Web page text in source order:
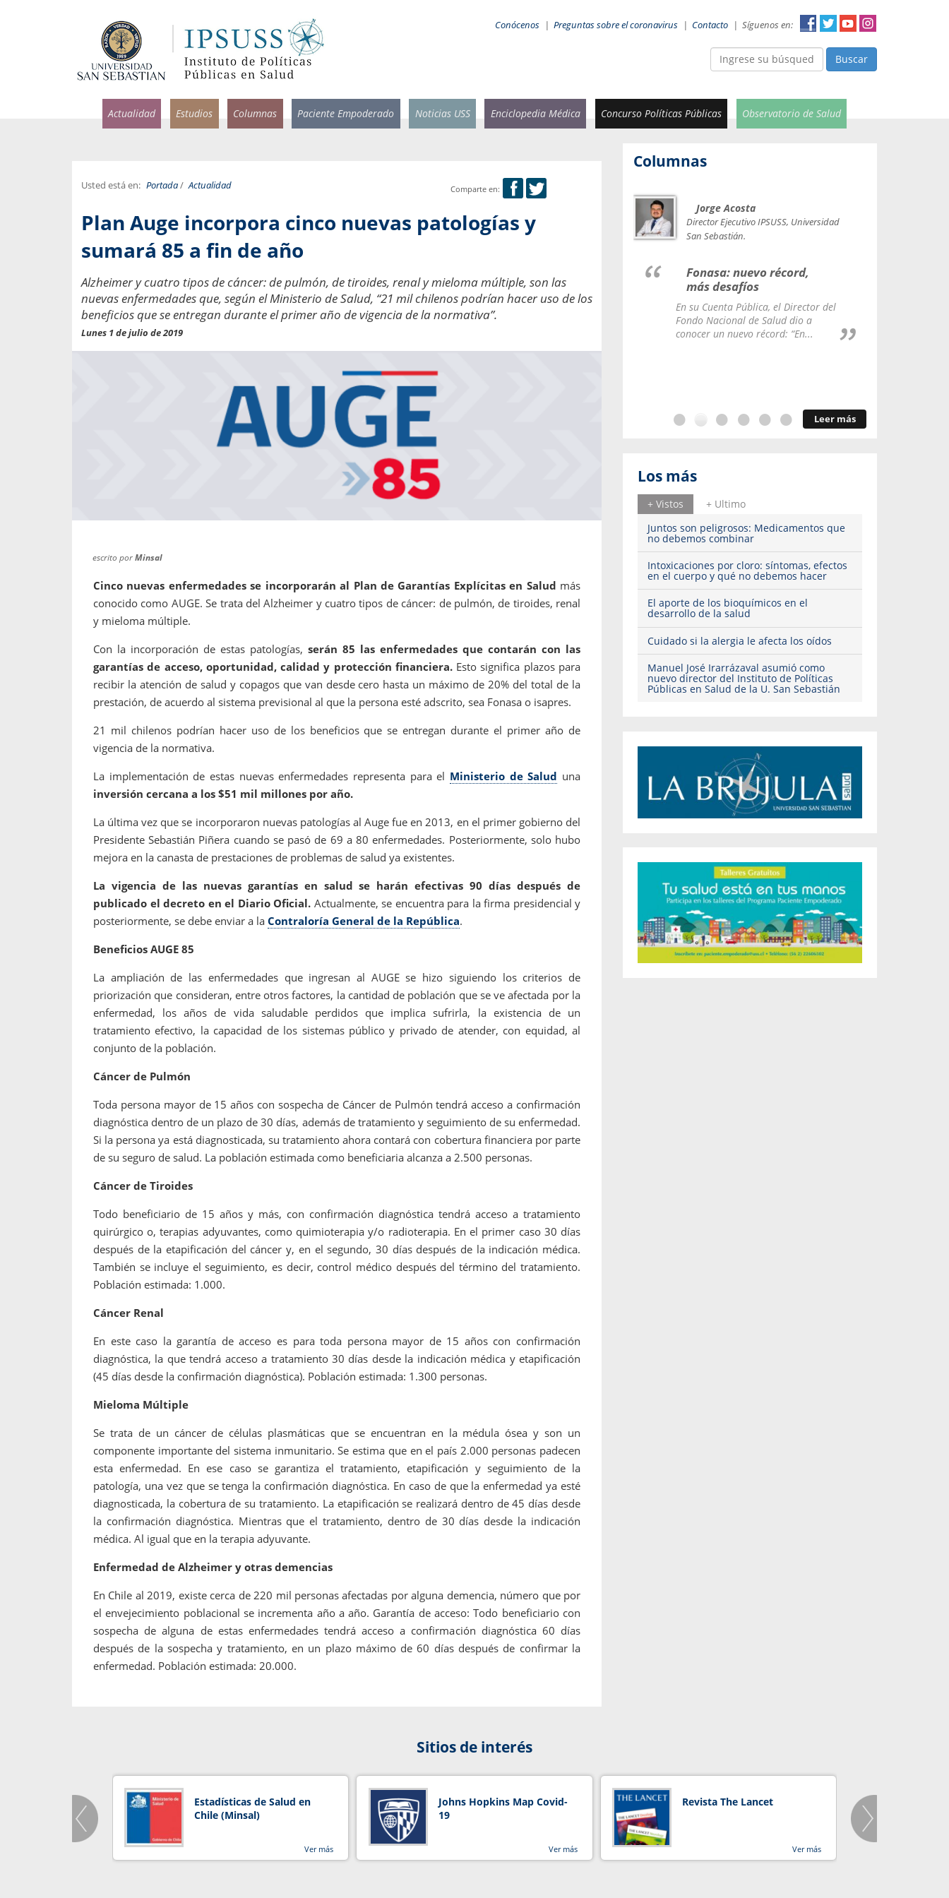
Conócenos | Preguntas sobre el coronavirus | Contacto | Síguenos en:
Buscar
Actualidad Estudios Columnas Paciente Empoderado Noticias USS Enciclopedia Médica Concurso Políticas Públicas Observatorio de Salud
Comparte en:
Usted está en: Portada/ Actualidad
Plan Auge incorpora cinco nuevas patologías y
sumará 85 a fin de año
Alzheimer y cuatro tipos de cáncer: de pulmón, de tiroides, renal y mieloma múltiple, son las
nuevas enfermedades que, según el Ministerio de Salud, “21 mil chilenos podrían hacer uso de los
beneficios que se entregan durante el primer año de vigencia de la normativa”.
Lunes 1 de julio de 2019
escrito porMinsal
Cinco nuevas enfermedades se incorporarán al Plan de Garantías Explícitas en Salud más
conocido como AUGE. Se trata del Alzheimer y cuatro tipos de cáncer: de pulmón, de tiroides, renal
y mieloma múltiple.
Con la incorporación de estas patologías, serán 85 las enfermedades que contarán con las
garantías de acceso, oportunidad, calidad y protección financiera.Esto significa plazos para
recibir la atención de salud y copagos que van desde cero hasta un máximo de 20% del total de la
prestación, de acuerdo al sistema previsional al que la persona esté adscrito, sea Fonasa o isapres.
21 mil chilenos podrían hacer uso de los beneficios que se entregan durante el primer año de
vigencia de la normativa.
La implementación de estas nuevas enfermedades representa para el Ministerio de Salud una
inversión cercana a los $51 mil millones por año.
La última vez que se incorporaron nuevas patologías al Auge fue en 2013, en el primer gobierno del
Presidente Sebastián Piñera cuando se pasó de 69 a 80 enfermedades. Posteriormente, solo hubo
mejora en la canasta de prestaciones de problemas de salud ya existentes.
La vigencia de las nuevas garantías en salud se harán efectivas 90 días después de
publicado el decreto en el Diario Oficial. Actualmente, se encuentra para la firma presidencial y
posteriormente, se debe enviar a la Contraloría General de la República.
Beneficios AUGE 85
La ampliación de las enfermedades que ingresan al AUGE se hizo siguiendo los criterios de
priorización que consideran, entre otros factores, la cantidad de población que se ve afectada por la
enfermedad, los años de vida saludable perdidos que implica sufrirla, la existencia de un
tratamiento efectivo, la capacidad de los sistemas público y privado de atender, con equidad, al
conjunto de la población.
Cáncer de Pulmón
Toda persona mayor de 15 años con sospecha de Cáncer de Pulmón tendrá acceso a confirmación
diagnóstica dentro de un plazo de 30 días, además de tratamiento y seguimiento de su enfermedad.
Si la persona ya está diagnosticada, su tratamiento ahora contará con cobertura financiera por parte
de su seguro de salud. La población estimada como beneficiaria alcanza a 2.500 personas.
Cáncer de Tiroides
Todo beneficiario de 15 años y más, con confirmación diagnóstica tendrá acceso a tratamiento
quirúrgico o, terapias adyuvantes, como quimioterapia y/o radioterapia. En el primer caso 30 días
después de la etapificación del cáncer y, en el segundo, 30 días después de la indicación médica.
También se incluye el seguimiento, es decir, control médico después del término del tratamiento.
Población estimada: 1.000.
Cáncer Renal
En este caso la garantía de acceso es para toda persona mayor de 15 años con confirmación
diagnóstica, la que tendrá acceso a tratamiento 30 días desde la indicación médica y etapificación
(45 días desde la confirmación diagnóstica). Población estimada: 1.300 personas.
Mieloma Múltiple
Se trata de un cáncer de células plasmáticas que se encuentran en la médula ósea y son un
componente importante del sistema inmunitario. Se estima que en el país 2.000 personas padecen
esta enfermedad. En ese caso se garantiza el tratamiento, etapificación y seguimiento de la
patología, una vez que se tenga la confirmación diagnóstica. En caso de que la enfermedad ya esté
diagnosticada, la cobertura de su tratamiento. La etapificación se realizará dentro de 45 días desde
la confirmación diagnóstica. Mientras que el tratamiento, dentro de 30 días desde la indicación
médica. Al igual que en la terapia adyuvante.
Enfermedad de Alzheimer y otras demencias
En Chile al 2019, existe cerca de 220 mil personas afectadas por alguna demencia, número que por
el envejecimiento poblacional se incrementa año a año. Garantía de acceso: Todo beneficiario con
sospecha de alguna de estas enfermedades tendrá acceso a confirmación diagnóstica 60 días
después de la sospecha y tratamiento, en un plazo máximo de 60 días después de confirmar la
enfermedad. Población estimada: 20.000.
Columnas
por incapacidad
entregados por la
sobre viajes al extranjero
Infectólogo y profesor asistente de
Medicina, Universidad San Sebastián
Usamos la palabra pandemia cuando
una enfermedad contagiosa se
propaga a un gran número de...
Decana facultad de Odontología,
Universidad San Sebastián.
salud bucal?
En Chile, nadie muere de caries ni de
enfermedades periodontales. Sin
Jorge Acosta
Director Ejecutivo IPSUSS, Universidad
San Sebastián.
Fonasa: nuevo récord,
más desafíos
En su Cuenta Pública, el Director del
Fondo Nacional de Salud dio a
conocer un nuevo récord: “En...
Leer más
Los más
+ Vistos
+ Ultimo
Juntos son peligrosos: Medicamentos que
no debemos combinar
Intoxicaciones por cloro: síntomas, efectos
en el cuerpo y qué no debemos hacer
El aporte de los bioquímicos en el
desarrollo de la salud
Cuidado si la alergia le afecta los oídos
Manuel José Irarrázaval asumió como
nuevo director del Instituto de Políticas
Públicas en Salud de la U. San Sebastián
Sitios de interés
Estadísticas de Salud en
Chile (Minsal)
Ver más
Johns Hopkins Map Covid-
19
Ver más
Revista The Lancet
Ver más